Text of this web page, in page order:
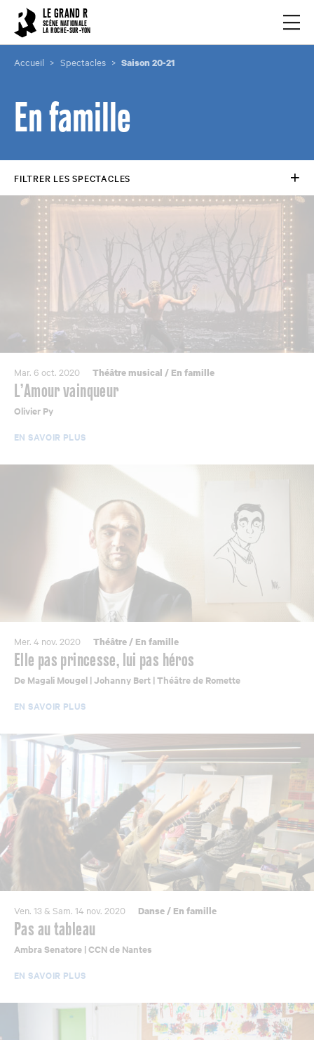
LE GRAND R
SCÈNE NATIONALE
LA ROCHE-SUR-YON
Accueil Spectacles Saison 20-21
En famille
FILTRER LES SPECTACLES
Mar. 6 oct. 2020 Théâtre musical / En famille
L’Amour vainqueur
Olivier Py
EN SAVOIR PLUS
Mer. 4 nov. 2020 Théâtre/ En famille
Elle pas princesse, lui pas héros
De Magali Mougel | Johanny Bert | Théâtre de Romette
EN SAVOIR PLUS
Ven. 13 & Sam. 14 nov. 2020 Danse/ En famille
Pas au tableau
Ambra Senatore | CCN de Nantes
EN SAVOIR PLUS
Cookies management panel